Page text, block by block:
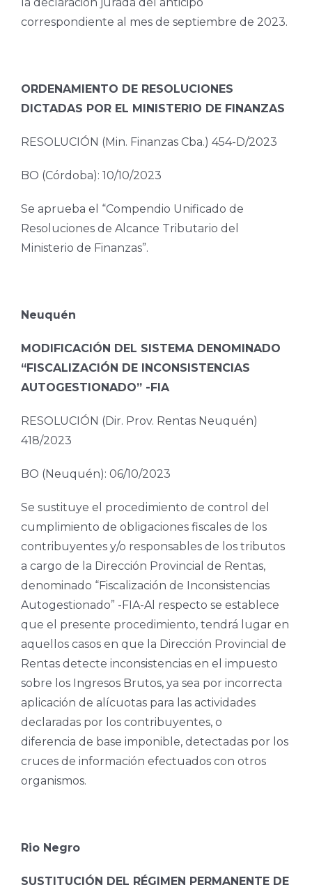
la declaración jurada del anticipo
correspondiente al mes de septiembre de 2023.
ORDENAMIENTO DE RESOLUCIONES
DICTADAS POR EL MINISTERIO DE FINANZAS
RESOLUCIÓN (Min. Finanzas Cba.) 454-D/2023
BO (Córdoba): 10/10/2023
Se aprueba el “Compendio Unificado de
Resoluciones de Alcance Tributario del
Ministerio de Finanzas”.
Neuquén
MODIFICACIÓN DEL SISTEMA DENOMINADO
“FISCALIZACIÓN DE INCONSISTENCIAS
AUTOGESTIONADO” -FIA
RESOLUCIÓN (Dir. Prov. Rentas Neuquén)
418/2023
BO (Neuquén): 06/10/2023
Se sustituye el procedimiento de control del
cumplimiento de obligaciones fiscales de los
contribuyentes y/o responsables de los tributos
a cargo de la Dirección Provincial de Rentas,
denominado “Fiscalización de Inconsistencias
Autogestionado” -FIA-Al respecto se establece
que el presente procedimiento, tendrá lugar en
aquellos casos en que la Dirección Provincial de
Rentas detecte inconsistencias en el impuesto
sobre los Ingresos Brutos, ya sea por incorrecta
aplicación de alícuotas para las actividades
declaradas por los contribuyentes, o
diferencia de base imponible, detectadas por los
cruces de información efectuados con otros
organismos.
Rio Negro
SUSTITUCIÓN DEL RÉGIMEN PERMANENTE DE